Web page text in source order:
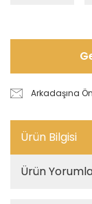
Arkadaşına
Ürün Bilgisi
Ürün